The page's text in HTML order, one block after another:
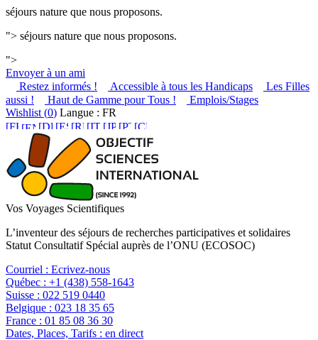
séjours nature que nous proposons.
"> séjours nature que nous proposons.
">
Envoyer à un ami
Restez informés !
Accessible à tous les Handicaps
Les Filles
aussi !
Haut de Gamme pour Tous !
Emplois/Stages
Wishlist (0) Langue : FR
Vos Voyages Scientifiques
L’inventeur des séjours de recherches participatives et solidaires
Statut Consultatif Spécial auprès de l’ONU (ECOSOC)
Courriel : Ecrivez-nous
Québec : +1 (438) 558-1643
Suisse : 022 519 0440
Belgique : 023 18 35 65
France : 01 85 08 36 30
Dates, Places, Tarifs : en direct